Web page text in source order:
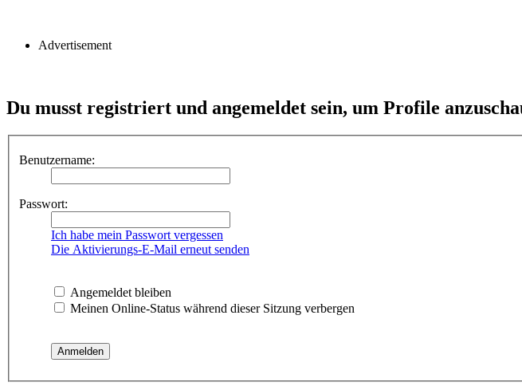
Advertisement
Du musst registriert und angemeldet sein, um Profile
Benutzername:
Passwort:
Ich habe mein Passwort vergessen
Die Aktivierungs-E-Mail erneut senden
Angemeldet bleiben
Meinen Online-Status während dieser Sitzung verbergen